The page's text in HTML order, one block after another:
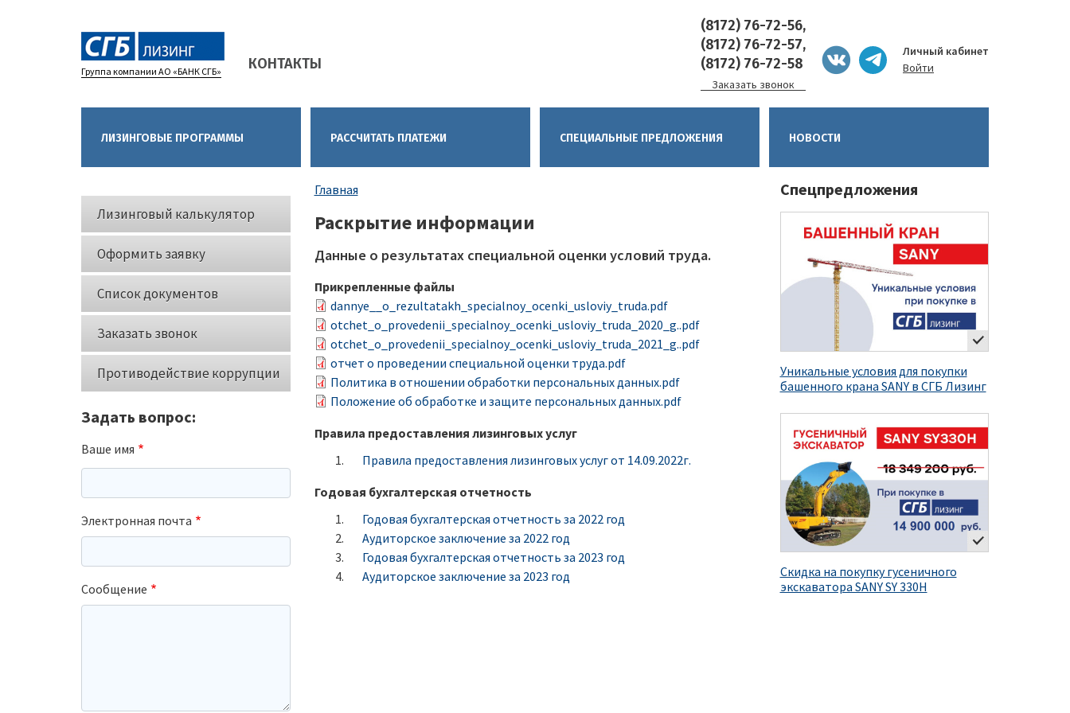
Группа компании АО «БАНК СГБ»
navigation
КОНТАКТЫ
(8172) 76-72-56,
(8172) 76-72-57,
(8172) 76-72-58
Заказать звонок
Личный кабинет
Войти
ЛИЗИНГОВЫЕ ПРОГРАММЫ РАССЧИТАТЬ ПЛАТЕЖИ CПЕЦИАЛЬНЫЕ ПРЕДЛОЖЕНИЯ НОВОСТИ
Кнопки
слева
Лизинговый калькулятор
Оформить заявку
Список документов
Заказать звонок
Противодействие коррупции
Задать вопрос:
Ваше имя
Электронная почта
Сообщение
Строка
Главная
Раскрытие информации
Данные о результатах специальной оценки условий труда.
Прикрепленные файлы
dannye__o_rezultatakh_specialnoy_ocenki_usloviy_truda.pdf
otchet_o_provedenii_specialnoy_ocenki_usloviy_truda_2020_g..pdf
otchet_o_provedenii_specialnoy_ocenki_usloviy_truda_2021_g..pdf
отчет о проведении специальной оценки труда.pdf
Политика в отношении обработки персональных данных.pdf
Положение об обработке и защите персональных данных.pdf
Правила предоставления лизинговых услуг
Правила предоставления лизинговых услуг от 14.09.2022г.
Годовая бухгалтерская отчетность
Годовая бухгалтерская отчетность за 2022 год
Аудиторское заключение за 2022 год
Годовая бухгалтерская отчетность за 2023 год
Аудиторское заключение за 2023 год
Спецпредложения
Уникальные условия для покупки
башенного крана SANY в СГБ Лизинг
Скидка на покупку гусеничного
экскаватора SANY SY 330H